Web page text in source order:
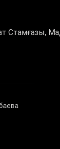
Стамғазы,